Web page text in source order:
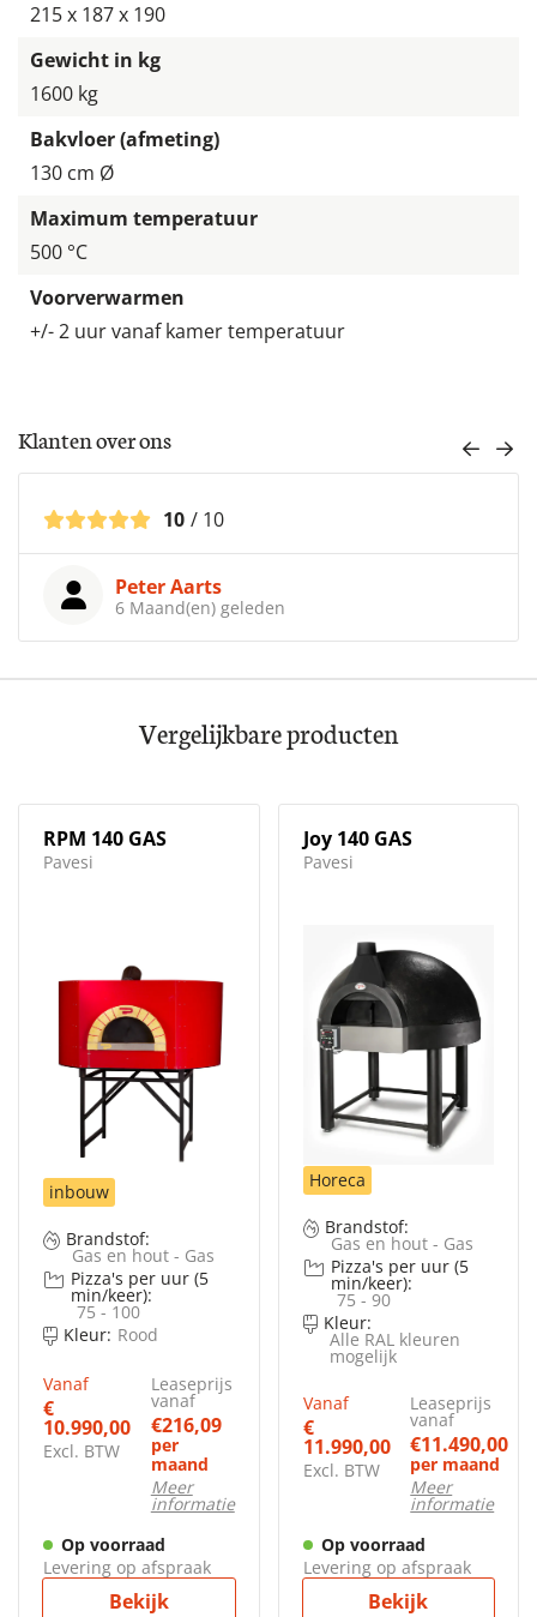
215 x 187 x 190
Gewicht in kg
1600 kg
Bakvloer (afmeting)
130 cm Ø
Maximum temperatuur
500 °C
Voorverwarmen
+/- 2 uur vanaf kamer temperatuur
Klanten over ons
10 / 10
Peter Aarts
6 Maand(en) geleden
Vergelijkbare producten
RPM 140 GAS
Pavesi
inbouw
Brandstof:
Gas en hout - Gas
Pizza's per uur (5
min/keer):
75 - 100
Kleur: Rood
Vanaf
€
10.990,00
Excl. BTW
Leaseprijs
vanaf
€216,09
per
maand
Meer
informatie
Op voorraad
Levering op afspraak
Bekijk
Joy 140 GAS
Pavesi
Horeca
Brandstof:
Gas en hout - Gas
Pizza's per uur (5
min/keer):
75 - 90
Kleur:
Alle RAL kleuren
mogelijk
Vanaf
€
11.990,00
Excl. BTW
Leaseprijs
vanaf
€11.490,00
per maand
Meer
informatie
Op voorraad
Levering op afspraak
Bekijk